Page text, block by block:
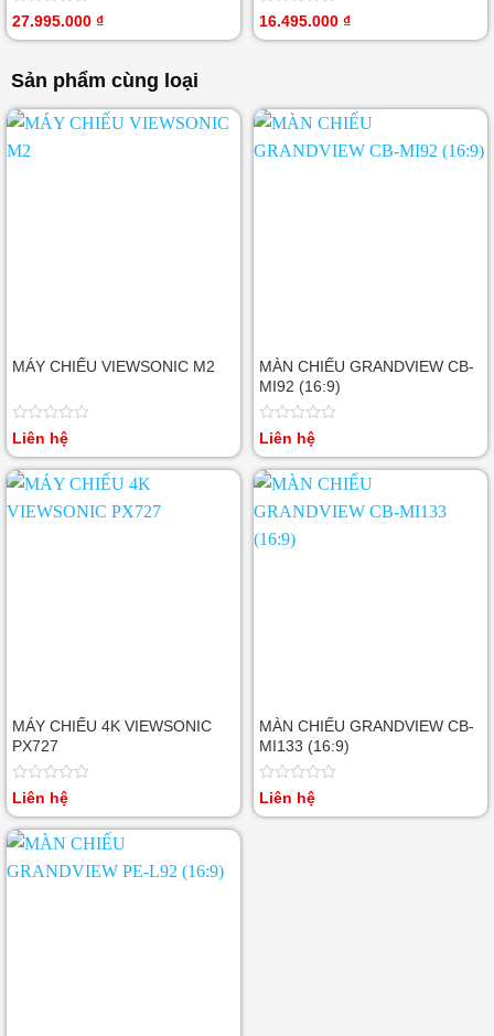
Được
5
27.995.000 ₫
Được
16.495.000 ₫
Sản phẩm cùng loại
MÁY CHIẾU VIEWSONIC M2
Được
hạng
0
sao
Liên hệ
MÀN CHIẾU GRANDVIEW CB-
MI92 (16:9)
Được
hạng
0
sao
Liên hệ
MÁY CHIẾU 4K VIEWSONIC
PX727
Được
hạng
0
sao
Liên hệ
MÀN CHIẾU GRANDVIEW CB-
MI133 (16:9)
Được
Liên hệ